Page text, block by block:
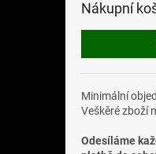
Nákupní
Minimální
Veškěré zboží
Odesíláme